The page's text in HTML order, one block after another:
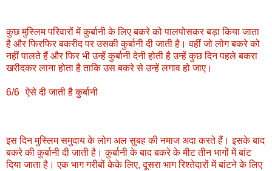
कुछ मुस्लिम परिवारों में कुर्बानी के लिए बकरे को पालपोसकर बड़ा किया जाता
है और फिरफिर बकरीद पर उसकी कुर्बानी दी जाती है। वहीं जो लोग बकरे को
नहीं पालते हैं और फिर भी उन्‍हें कुर्बानी देनी होती है उन्हें कुछ दिन पहले बकरा
खरीदकर लाना होता है ताकि उस बकरे से उन्हें लगाव हो जाए।
6/6 ऐसे दी जाती है कुर्बानी
इस दिन मुस्लिम समुदाय के लोग अल सुबह की नमाज अदा करते हैं। इसके बाद
बकरे की कुर्बानी दी जाती है। कुर्बानी के बाद बकरे के मीट तीन भागों में बांट
दिया जाता है। एक भाग गरीबों केके लिए, दूसरा भाग रिश्तेदारों में बांटने के लिए